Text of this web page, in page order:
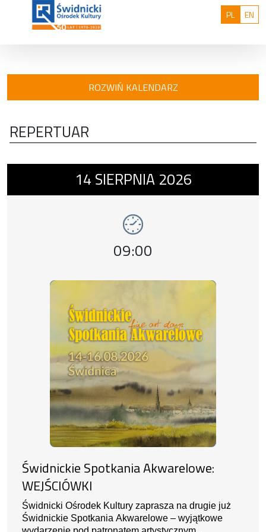
Przejdź do treści
PLPolski
EN
ROZWIŃ KALENDARZ
REPERTUAR
Wydarzenie numer 1: Świdnickie
14 SIERPNIA 2026
Godzina wydarzenia,
09:00
Świdnickie Spotkania Akwarelowe:
WEJŚCIÓWKI
Świdnicki Ośrodek Kultury zaprasza na drugie już
Świdnickie Spotkania Akwarelowe – wyjątkowe